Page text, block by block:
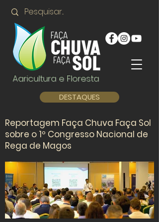
Agricultura e Floresta
DESTAQUES
Reportagem Faça Chuva Faça Sol
sobre o 1º Congresso Nacional de
Rega de Magos